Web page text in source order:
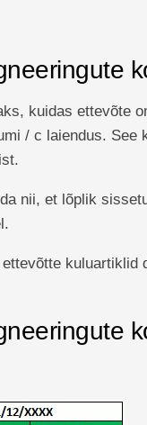
kuidas ettevõte
/ c laiendus. See
nii, et lõplik
kuluartiklid